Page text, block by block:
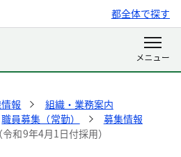
都全体で探す
報
組織・業務案内
職員募集（常勤）
募集情報
和9年4月1日付採用）